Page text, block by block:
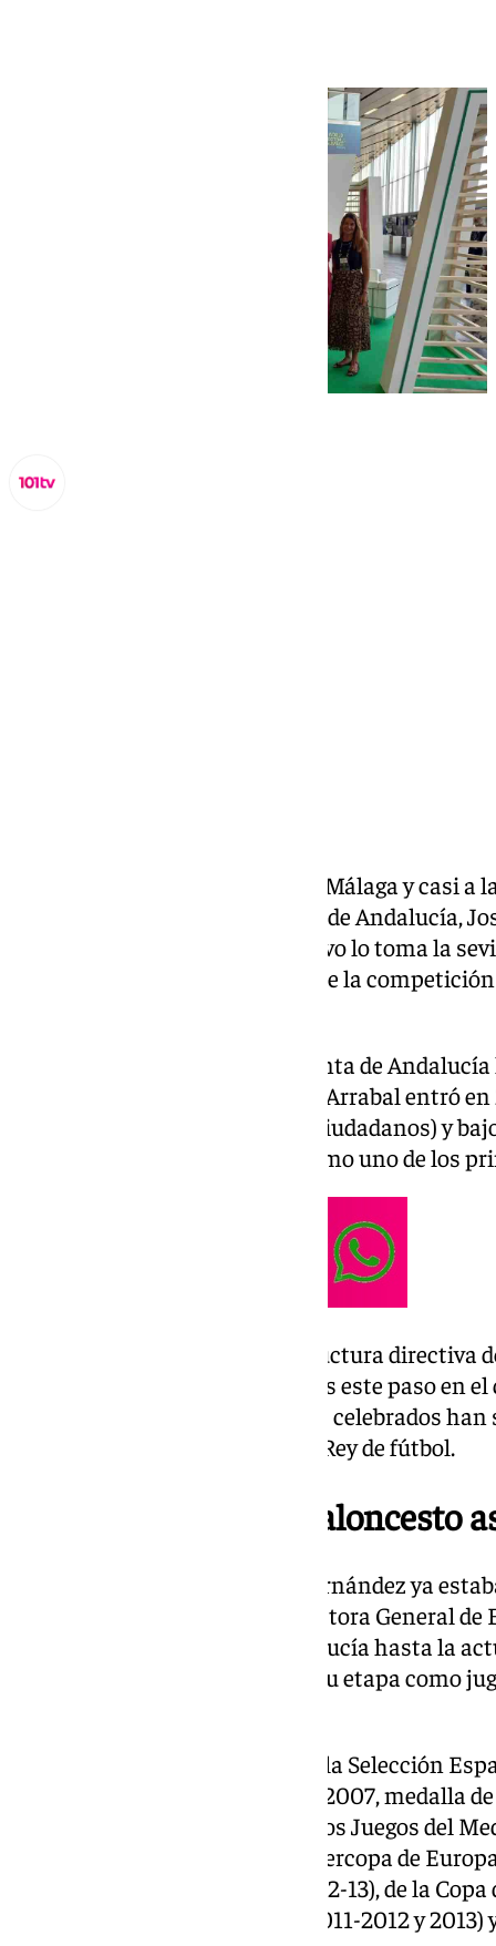
La Copa Davis ha dicho adiós a Málaga y casi
general de Deportes de la Junta de Andalucía,
deja este cargo público y su relevo lo toma la
Fernández. La marcha a Italia de la
El Consejo de Gobierno de la Junta de
en el organigrama de Deportes. Arrabal entró
desaparecido Javier Imbroda (Ciudadanos) y
por la Copa Davis en Málaga como uno de los
Arrabal, que ya pasó por la estructura directiva
momento al ámbito privado tras este paso en
la Billie Jean King otros eventos celebrados
Cartuja o finales de la Copa del Rey de fútbol.
Una exjugadora de baloncesto
Su sustituta, Isabel Sánchez Fernández ya
Gobierno andaluz. Ha sido directora General
Deportivas de la Junta de Andalucía hasta la
deportiva estuvo marcada por su etapa como
Fue 92 veces internacional con la Selección
plata en el Europeo de Italia de 2007, medalla
de 2009, medalla de bronce en los Juegos del
de la Euroliga en 2011, de la Supercopa de
España (2002-03, 2010-11 y 2012-13), de la
Supercopas de España (2010-2011-2012 y